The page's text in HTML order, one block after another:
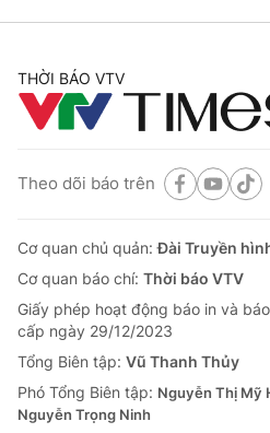
THỜI BÁO VTV
Theo dõi báo trên
Cơ quan chủ quản:Đài Truyền
Cơ quan báo chí: Thời báo VTV
Giấy phép hoạt động báo in và
cấp ngày 29/12/2023
Tổng Biên tập: Vũ Thanh Thủy
Phó Tổng Biên tập: Nguyễn Thị Mỹ
Nguyễn Trọng Ninh